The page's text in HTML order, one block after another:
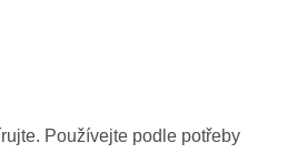
Používejte podle potřeby